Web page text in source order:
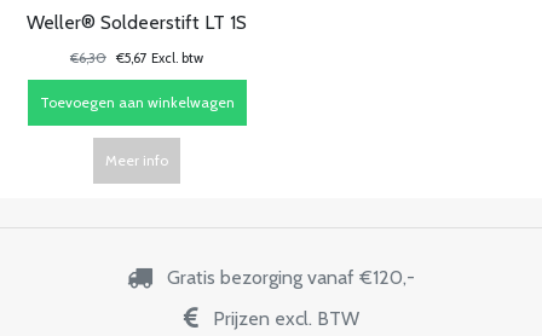
Weller® Soldeerstift LT 1S
€6,30 €5,67 Excl. btw
Toevoegen aan winkelwagen
Meer info
Gratis bezorging vanaf €120,-
Prijzen excl. BTW